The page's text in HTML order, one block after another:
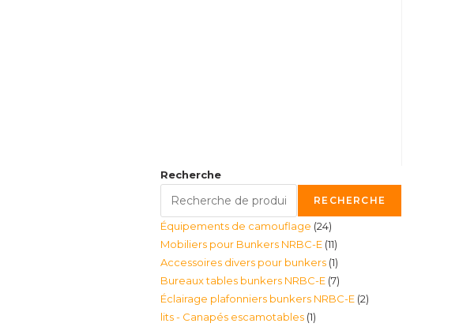
Recherche
RECHERCHE
Équipements de camouflage 2424
produits
Mobiliers pour Bunkers NRBC-E 1111
produits
Accessoires divers pour bunkers 11
produit
Bureaux tables bunkers NRBC-E 77
produits
Éclairage plafonniers bunkers NRBC-E 22
lits - Canapés escamotables 11